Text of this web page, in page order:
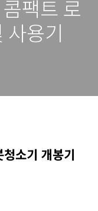
팩트 로
사용기
소기 개봉기